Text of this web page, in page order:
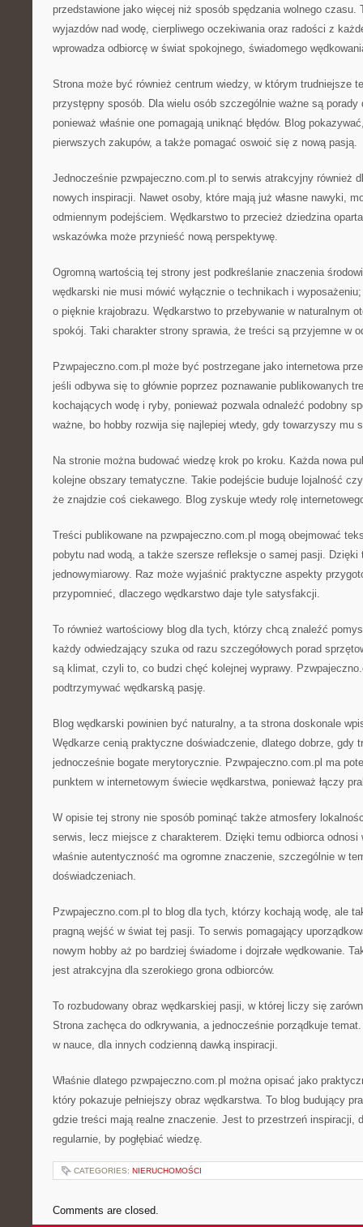
przedstawione jako więcej niż sposób spędzania wolnego
wyjazdów nad wodę, cierpliwego oczekiwania oraz radości z
wprowadza odbiorcę w świat spokojnego, świadomego
Strona może być również centrum wiedzy, w którym trudniejsze
przystępny sposób. Dla wielu osób szczególnie ważne są
ponieważ właśnie one pomagają uniknąć błędów. Blog
pierwszych zakupów, a także pomagać oswoić się z nową pasją.
Jednocześnie pzwpajeczno.com.pl to serwis atrakcyjny również
nowych inspiracji. Nawet osoby, które mają już własne nawyki,
odmiennym podejściem. Wędkarstwo to przecież dziedzina
wskazówka może przynieść nową perspektywę.
Ogromną wartością tej strony jest podkreślanie znaczenia
wędkarski nie musi mówić wyłącznie o technikach i
o pięknie krajobrazu. Wędkarstwo to przebywanie w naturalnym
spokój. Taki charakter strony sprawia, że treści są przyjemne w
Pzwpajeczno.com.pl może być postrzegane jako internetowa
jeśli odbywa się to głównie poprzez poznawanie publikowanych
kochających wodę i ryby, ponieważ pozwala odnaleźć podobny
ważne, bo hobby rozwija się najlepiej wtedy, gdy towarzyszy mu
Na stronie można budować wiedzę krok po kroku. Każda nowa
kolejne obszary tematyczne. Takie podejście buduje lojalność
że znajdzie coś ciekawego. Blog zyskuje wtedy rolę
Treści publikowane na pzwpajeczno.com.pl mogą obejmować
pobytu nad wodą, a także szersze refleksje o samej pasji. Dzięki
jednowymiarowy. Raz może wyjaśnić praktyczne aspekty
przypomnieć, dlaczego wędkarstwo daje tyle satysfakcji.
To również wartościowy blog dla tych, którzy chcą znaleźć
każdy odwiedzający szuka od razu szczegółowych porad
są klimat, czyli to, co budzi chęć kolejnej wyprawy.
podtrzymywać wędkarską pasję.
Blog wędkarski powinien być naturalny, a ta strona doskonale
Wędkarze cenią praktyczne doświadczenie, dlatego dobrze, gdy
jednocześnie bogate merytorycznie. Pzwpajeczno.com.pl ma
punktem w internetowym świecie wędkarstwa, ponieważ łączy
W opisie tej strony nie sposób pominąć także atmosfery
serwis, lecz miejsce z charakterem. Dzięki temu odbiorca odnosi
właśnie autentyczność ma ogromne znaczenie, szczególnie w
doświadczeniach.
Pzwpajeczno.com.pl to blog dla tych, którzy kochają wodę, ale
pragną wejść w świat tej pasji. To serwis pomagający
nowym hobby aż po bardziej świadome i dojrzałe wędkowanie.
jest atrakcyjna dla szerokiego grona odbiorców.
To rozbudowany obraz wędkarskiej pasji, w której liczy się
Strona zachęca do odkrywania, a jednocześnie porządkuje
w nauce, dla innych codzienną dawką inspiracji.
Właśnie dlatego pzwpajeczno.com.pl można opisać jako
który pokazuje pełniejszy obraz wędkarstwa. To blog budujący
gdzie treści mają realne znaczenie. Jest to przestrzeń inspiracji,
regularnie, by pogłębiać wiedzę.
CATEGORIES: NIERUCHOMOŚCI
Comments are closed.